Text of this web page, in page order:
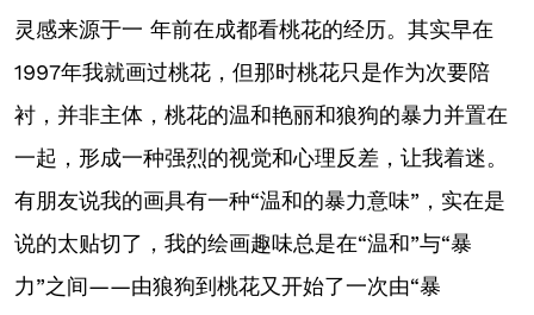
灵感来源于一 年前在成都看桃花的经历。其实早在
1997年我就画过桃花，但那时桃花只是作为次要陪
衬，并非主体，桃花的温和艳丽和狼狗的暴力并置在
一起，形成一种强烈的视觉和心理反差，让我着迷。
有朋友说我的画具有一种“温和的暴力意味”，实在是
说的太贴切了，我的绘画趣味总是在“温和”与“暴
力”之间——由狼狗到桃花又开始了一次由“暴